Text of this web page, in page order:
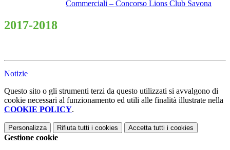
Commerciali – Concorso Lions Club Savona
2017-2018
Notizie
Questo sito o gli strumenti terzi da questo utilizzati si avvalgono di
cookie necessari al funzionamento ed utili alle finalità illustrate nella
COOKIE POLICY.
Personalizza Rifiuta tutti i cookies Accetta tutti i cookies
Gestione cookie